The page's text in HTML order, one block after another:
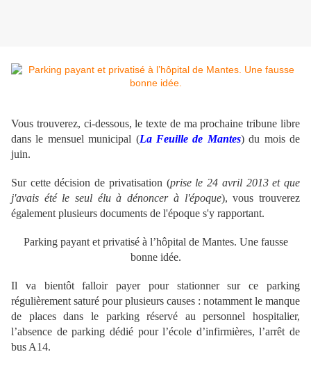
Vous trouverez, ci-dessous, le texte de ma prochaine tribune libre
dans le mensuel municipal (La Feuille de Mantes) du mois de
juin.
Sur cette décision de privatisation (prise le 24 avril 2013 et que
j'avais été le seul élu à dénoncer à l'époque), vous trouverez
également plusieurs documents de l'époque s'y rapportant.
Parking payant et privatisé à l’hôpital de Mantes. Une fausse
bonne idée.
Il va bientôt falloir payer pour stationner sur ce parking
régulièrement saturé pour plusieurs causes : notamment le manque
de places dans le parking réservé au personnel hospitalier,
l’absence de parking dédié pour l’école d’infirmières, l’arrêt de
bus A14.